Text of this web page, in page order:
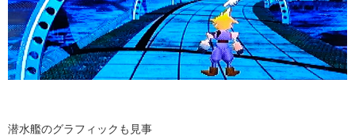
潜水艦のグラフィックも見事